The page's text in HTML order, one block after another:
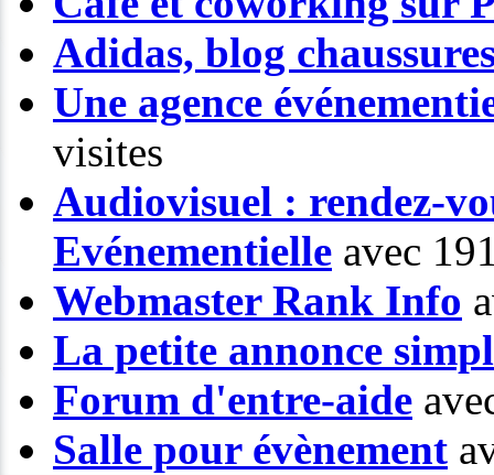
Adidas, blog
Une agence
visites
Audiovisuel : rendez-
Evénementielle avec
Webmaster Rank Info
La petite annonce
Forum d'entre-aide
Salle pour évènement